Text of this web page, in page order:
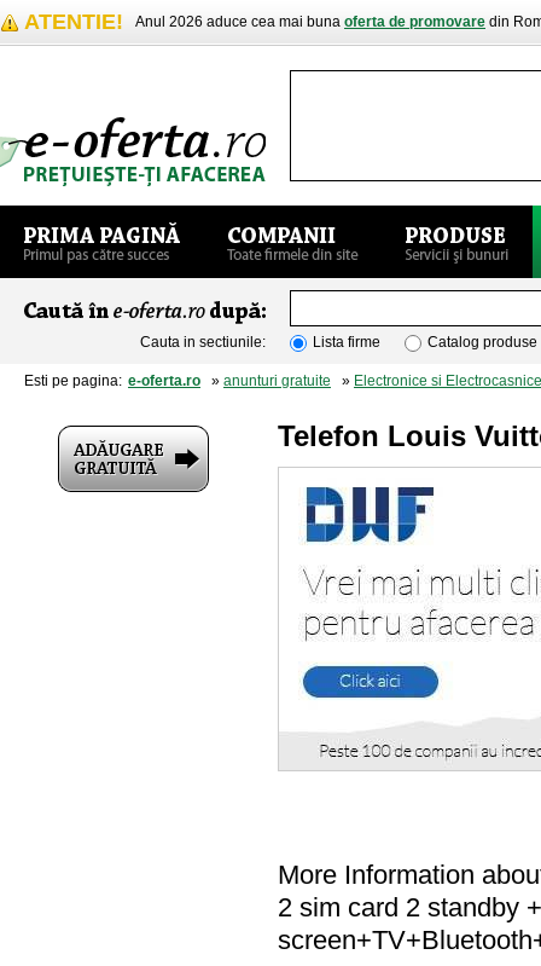
ATENTIE! Anul 2026 aduce cea mai buna oferta de promovare din
Cauta in sectiunile: Lista firme Catalog produse
Esti pe pagina: e-oferta.ro » anunturi gratuite » Electronice si Electrocasnice
Telefon Louis
More Information
2 sim card 2 standby